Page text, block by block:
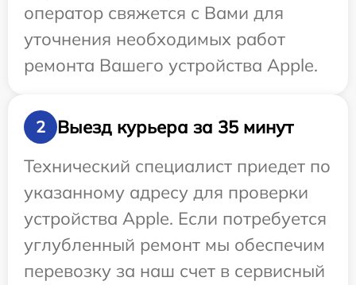
оператор свяжется с Вами для
уточнения необходимых работ
ремонта Вашего устройства Apple.
2
Выезд курьера за 35 минут
Технический специалист приедет по
указанному адресу для проверки
устройства Apple. Если потребуется
углубленный ремонт мы обеспечим
перевозку за наш счет в сервисный